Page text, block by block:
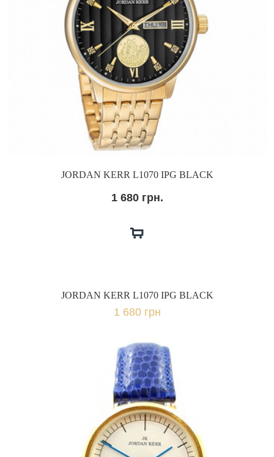
JORDAN KERR L1070 IPG BLACK
1 680 грн.
JORDAN KERR L1070 IPG BLACK
1 680 грн